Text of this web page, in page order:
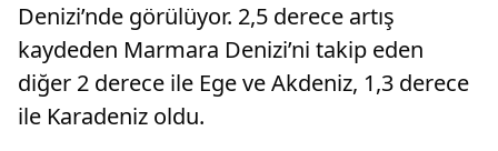
Denizi’nde görülüyor. 2,5 derece artış
kaydeden Marmara Denizi’ni takip eden
diğer 2 derece ile Ege ve Akdeniz, 1,3 derece
ile Karadeniz oldu.